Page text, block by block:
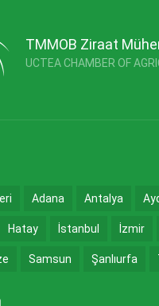
TMMOB Ziraat
UCTEA CHAMBER OF
Adana Antalya
Hatay İstanbul İzmir
Samsun Şanlıurfa